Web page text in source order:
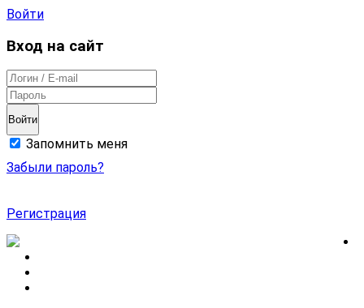
Войти
Вход на сайт
Войти
Запомнить меня
Забыли пароль?
Регистрация